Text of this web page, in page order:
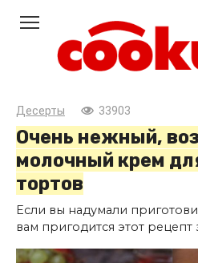
контенту
Десерты 33903
Очень нежный,
молочный крем
тортов
Если вы надумали
вам пригодится этот рецепт